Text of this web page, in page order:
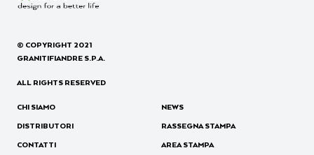
© COPYRIGHT 2021
GRANITIFIANDRE S.P.A.
ALL RIGHTS RESERVED
CHI SIAMO
DISTRIBUTORI
CONTATTI
NEWS
RASSEGNA STAMPA
AREA STAMPA